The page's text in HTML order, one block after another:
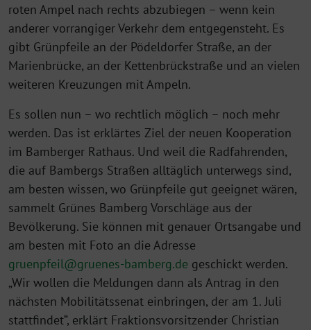
roten Ampel nach rechts abzubiegen – wenn kein
anderer vorrangiger Verkehr dem entgegensteht. Es
gibt Grünpfeile an der Pödeldorfer Straße, an der
Marienbrücke, an der Kettenbrückstraße und an vielen
weiteren Kreuzungen mit Ampeln.
Es sollen nun – wo rechtlich möglich – noch mehr
werden. Das ist erklärtes Ziel der neuen Kooperation
im Bamberger Rathaus. Und weil die Radfahrenden,
die auf Bambergs Straßen alltäglich unterwegs sind,
am besten wissen, wo Grünpfeile gut geeignet wären,
sammelt Grünes Bamberg Vorschläge aus der
Bevölkerung. Sie können mit genauer Ortsangabe und
am besten mit Foto an die Adresse
gruenpfeil@gruenes-bamberg.de geschickt werden.
„Wir wollen die Meldungen dann als Antrag in den
nächsten Mobilitätssenat einbringen, der am 1. Juli
stattfindet“, erklärt Fraktionsvorsitzender Christian